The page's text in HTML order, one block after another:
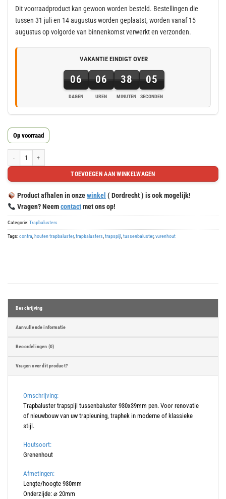
Dit voorraadproduct kan gewoon worden besteld. Bestellingen die
tussen 31 juli en 14 augustus worden geplaatst, worden vanaf 15
augustus op volgorde van binnenkomst verwerkt en verzonden.
VAKANTIE EINDIGT OVER
06
DAGEN
06
UREN
38
MINUTEN
04
SECONDEN
6
dagen,
minuten
en
seconden
Op voorraad
TOEVOEGEN AAN WINKELWAGEN
Product afhalen in onzewinkel ( Dordrecht ) is ook mogelijk!
Vragen? Neemcontactmet ons op!
Categorie:Trapbalusters
Tags:contra, houten trapbaluster,trapbalusters,trapspijl,tussenbaluster,vurenhout
Beschrijving
Aanvullende informatie
Beoordelingen (0)
Vragen over dit product?
Omschrijving:
Trapbaluster trapspijl tussenbaluster 930x39mm pen. Voor renovatie
of nieuwbouw van uw trapleuning, traphek in moderne of klassieke
stijl.
Houtsoort:
Grenenhout
Afmetingen:
Lengte/hoogte 930mm
Onderzijde: ⌀ 20mm